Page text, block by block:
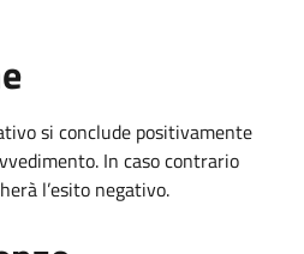
si conclude positivamente
In caso contrario
l’esito negativo.